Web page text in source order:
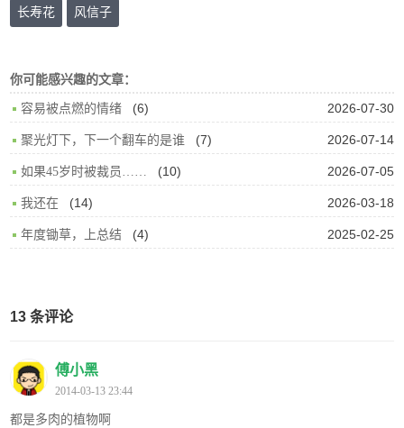
长寿花 风信子
你可能感兴趣的文章：
2026-07-30
容易被点燃的情绪 (6)
2026-07-14
聚光灯下，下一个翻车的是谁 (7)
2026-07-05
如果45岁时被裁员…… (10)
2026-03-18
我还在 (14)
2025-02-25
年度锄草，上总结 (4)
13 条评论
傅小黑
2014-03-13 23:44
都是多肉的植物啊